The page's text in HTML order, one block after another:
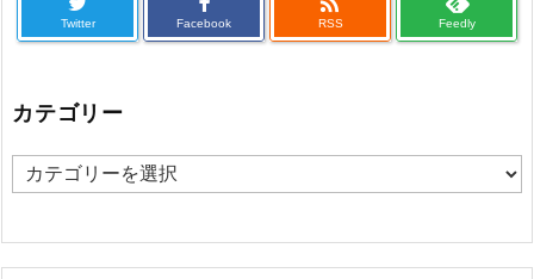
Twitter Facebook RSS Feedly
カテゴリー
カ
ゴ